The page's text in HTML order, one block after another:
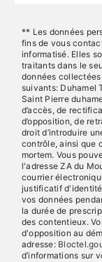
** Les données
fins de vous
informatisé. Elles
traitants dans le
données
suivants: Duhamel
Saint Pierre
d’accès, de
d’opposition, de
droit d’introduire
contrôle, ainsi que
mortem. Vous
l'adresse ZA du
courrier
justificatif d'identité
vos données
la durée de
des contentieux.
d'opposition au
adresse:
d’informations sur